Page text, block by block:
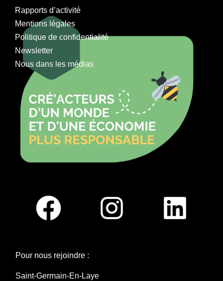
Rapports d’activité
Mentions légales
Politique de confidentialité
Newsletter
Nous dans les médias
Pour nous rejoindre :
Saint-Germain-En-Laye